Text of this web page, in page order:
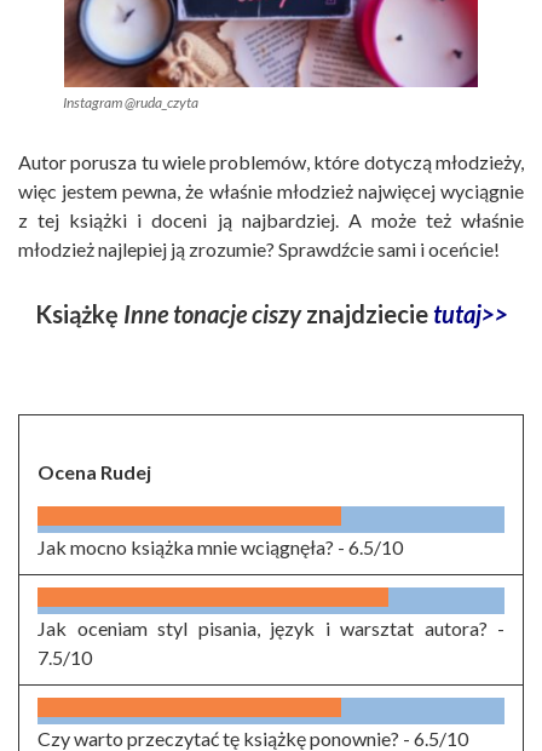
Instagram @ruda_czyta
Autor porusza tu wiele problemów, które dotyczą młodzieży,
więc jestem pewna, że właśnie młodzież najwięcej wyciągnie
z tej książki i doceni ją najbardziej. A może też właśnie
młodzież najlepiej ją zrozumie? Sprawdźcie sami i oceńcie!
Książkę Inne tonacje ciszyznajdziecietutaj>>
Ocena Rudej
Jak mocno książka mnie wciągnęła? - 6.5/10
Jak oceniam styl pisania, język i warsztat autora? -
7.5/10
Czy warto przeczytać tę książkę ponownie? - 6.5/10